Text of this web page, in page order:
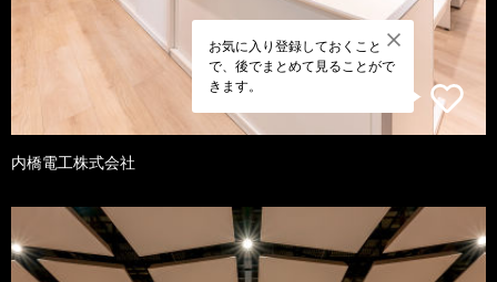
お気に入り登録しておくこと
で、後でまとめて見ることがで
きます。
内橋電工株式会社